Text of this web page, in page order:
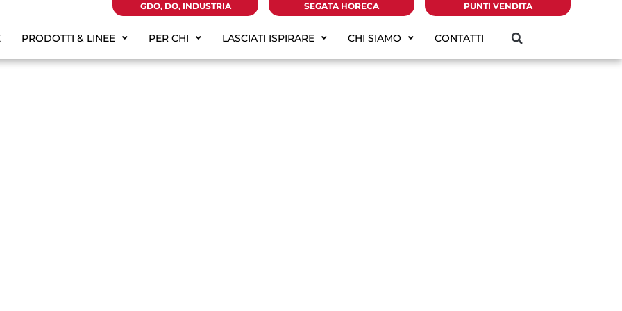
GDO, DO, INDUSTRIA SEGATA HORECA PUNTI VENDITA
PRODOTTI & LINEE PER CHI LASCIATI ISPIRARE CHI SIAMO CONTATTI